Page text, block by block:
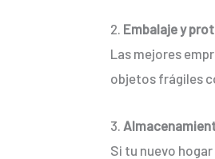
2. Embalaje y
Las mejores
objetos frágiles
3.
Si tu nuevo